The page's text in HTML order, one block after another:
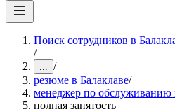
Поиск сотрудников в
/
... /
резюме в Балаклаве/
менеджер по обслуживанию
полная занятость